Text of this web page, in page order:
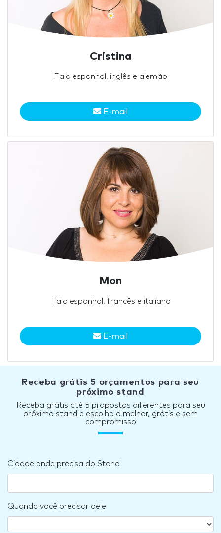
Cristina
Fala espanhol, inglês e alemão
E-mail
Mon
Fala espanhol, francês e italiano
E-mail
Receba grátis 5 orçamentos para seu
próximo stand
Receba grátis até 5 propostas diferentes para seu
próximo stand e escolha a melhor, grátis e sem
compromisso
Cidade onde precisa do Stand
Quando você precisar dele